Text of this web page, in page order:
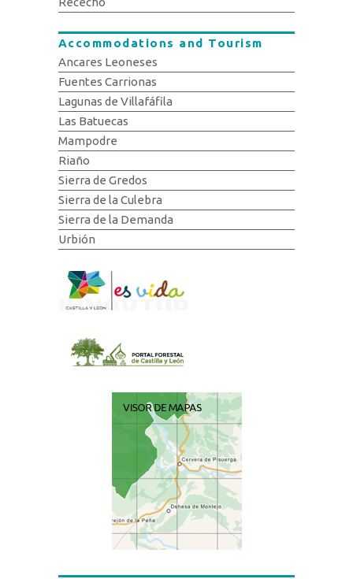
Accommodations and Tourism
Ancares Leoneses
Fuentes Carrionas
Lagunas de Villafáfila
Las Batuecas
Mampodre
Riaño
Sierra de Gredos
Sierra de la Culebra
Sierra de la Demanda
Urbión